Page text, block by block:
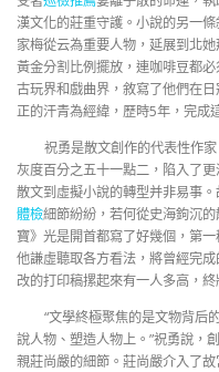
漢文化的莊重守護。小說的另一
家梅從云為重要人物，延展到北
黃金分割比例擺放，連咖啡豆都
古玩界和戲曲界，敘寫了他們在日
正的汗青為經緯，歷時5年，完成
祝勇是散文創作的代表性作
灰度百分之五十一點二，陷入了
散文到虛擬小說的轉型并非易事
體檢細節紛紛，若何從史海鉤沉
寶》光是開首都寫了好幾個，第
他謙虛聽取各方看法，將曾經完
改的打印稿摞起來有一人多高，
“文學終極聚焦的是文物背后
說人物、塑造人物上。”祝勇說，
親莊尚嚴的細節。莊尚嚴介入了